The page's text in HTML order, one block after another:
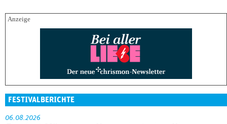
FESTIVALBERICHTE
06.08.2026